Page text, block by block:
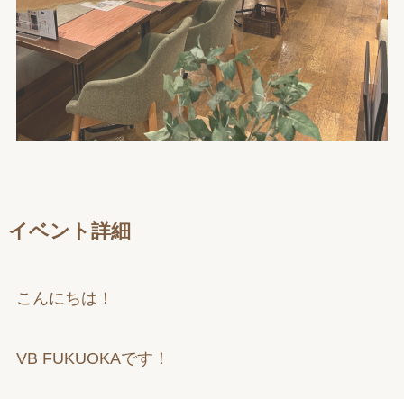
イベント詳細
こんにちは！
VB FUKUOKAです！